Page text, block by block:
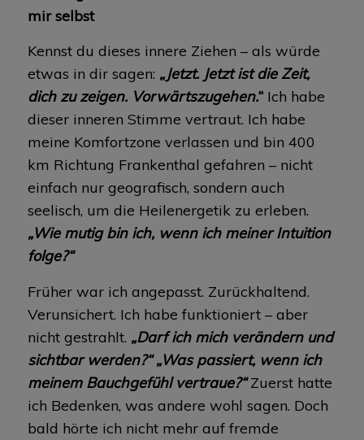
mir selbst
Kennst du dieses innere Ziehen – als würde
etwas in dir sagen: „Jetzt. Jetzt ist die Zeit,
dich zu zeigen. Vorwärtszugehen.“ Ich habe
dieser inneren Stimme vertraut. Ich habe
meine Komfortzone verlassen und bin 400
km Richtung Frankenthal gefahren – nicht
einfach nur geografisch, sondern auch
seelisch, um die Heilenergetik zu erleben.
„Wie mutig bin ich, wenn ich meiner Intuition
folge?“
Früher war ich angepasst. Zurückhaltend.
Verunsichert. Ich habe funktioniert – aber
nicht gestrahlt. „Darf ich mich verändern und
sichtbar werden?“ „Was passiert, wenn ich
meinem Bauchgefühl vertraue?“ Zuerst hatte
ich Bedenken, was andere wohl sagen. Doch
bald hörte ich nicht mehr auf fremde